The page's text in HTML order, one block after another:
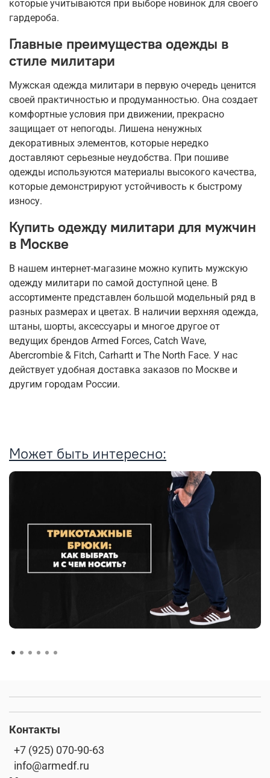
которые учитываются при выборе новинок для своего
гардероба.
Главные преимущества одежды в
стиле милитари
Мужская одежда милитари в первую очередь ценится
своей практичностью и продуманностью. Она создает
комфортные условия при движении, прекрасно
защищает от непогоды. Лишена ненужных
декоративных элементов, которые нередко
доставляют серьезные неудобства. При пошиве
одежды используются материалы высокого качества,
которые демонстрируют устойчивость к быстрому
износу.
Купить одежду милитари для мужчин
в Москве
В нашем интернет-магазине можно купить мужскую
одежду милитари по самой доступной цене. В
ассортименте представлен большой модельный ряд в
разных размерах и цветах. В наличии верхняя одежда,
штаны, шорты, аксессуары и многое другое от
ведущих брендов Armed Forces, Catch Wave,
Abercrombie & Fitch, Carhartt и The North Face. У нас
действует удобная доставка заказов по Москве и
другим городам России.
Может быть интересно:
Контакты
+7 (925) 070-90-63
info@armedf.ru